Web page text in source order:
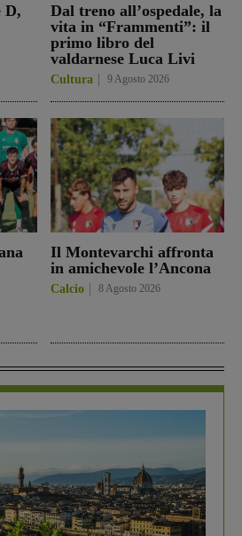
D,
Dal treno all’ospedale, la
vita in “Frammenti”: il
primo libro del
valdarnese Luca Livi
Cultura 9 Agosto 2026
Il Montevarchi affronta
in amichevole l’Ancona
Calcio 8 Agosto 2026